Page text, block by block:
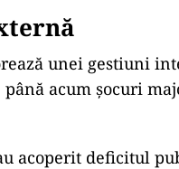
unei gestiuni
acum șocuri
acoperit deficitul